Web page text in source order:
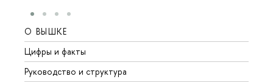
О ВЫШКЕ
Цифры и факты
Руководство и структура